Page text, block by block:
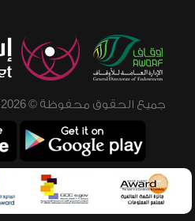
جميع الحقوق محفوظة © 2026 - 1998 لشبكة إسلام ويب